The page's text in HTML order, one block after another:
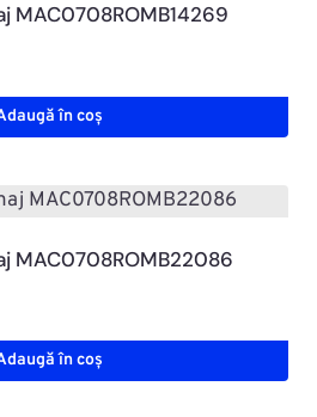
MAC0708ROMB14269
în coș
MAC0708ROMB22086
în coș